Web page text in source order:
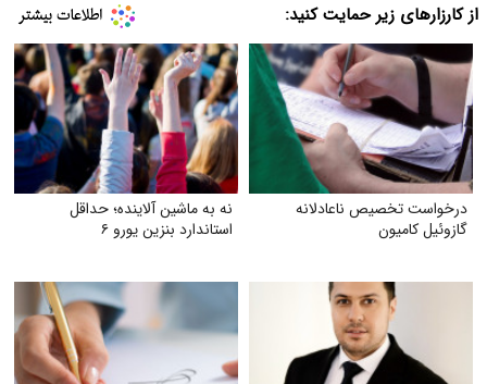
از کارزارهای زیر حمایت کنید:
درخواست تخصیص ناعادلانه
گازوئیل کامیون
نه به ماشین آلاینده؛ حداقل
استاندارد بنزین یورو ۶